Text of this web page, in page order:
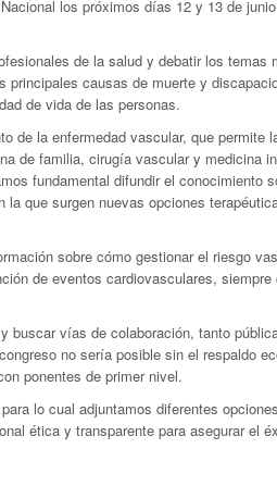
los próximos días 12 y 13 de
de la salud y debatir los temas
principales causas de muerte y
de vida de las personas.
de la enfermedad vascular, que permite
de familia, cirugía vascular y medicina
fundamental difundir el conocimiento
que surgen nuevas opciones
sobre cómo gestionar el riesgo
de eventos cardiovasculares, siempre
buscar vías de colaboración, tanto
no sería posible sin el respaldo
ponentes de primer nivel.
lo cual adjuntamos diferentes
ética y transparente para asegurar el